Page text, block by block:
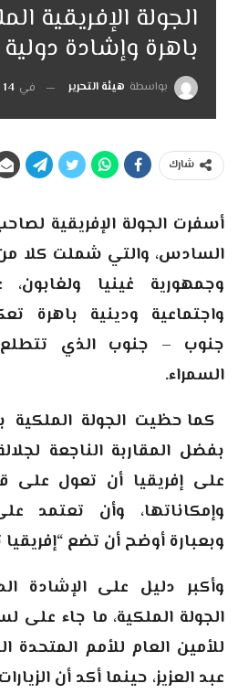
الجولة الإفريقية
باهرة وإشادة دولية
بواسطة هيئة التحرير في 14 مارس, 2014
شارك
أسفرت الجولة الإفريقية
السادس، والتي شملت كلا من
وجمهورية غينيا
واجتماعية ودينية باهرة
جنوب – جنوب الذي تتطلع
السمراء.
كما حظيت الجولة الملكية
بفضل المقاربة الناجعة
على إفريقيا أن تعول على
وإمكاناتها، وأن تعتمد
وبعبارة أوضح أن تضع
وأكبر دليل على الإشادة
الجولة الملكية، ما جاء على
للأمين العام للأمم المتحدة
عبد العزيز، حينما أكد أن